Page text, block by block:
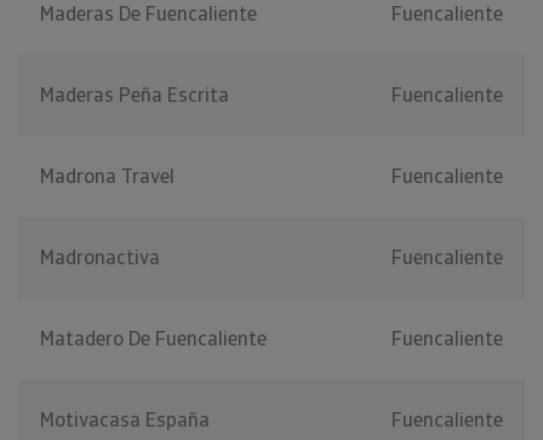
Maderas De Fuencaliente Fuencaliente
Maderas Peña Escrita Fuencaliente
Madrona Travel Fuencaliente
Madronactiva Fuencaliente
Matadero De Fuencaliente Fuencaliente
Motivacasa España Fuencaliente